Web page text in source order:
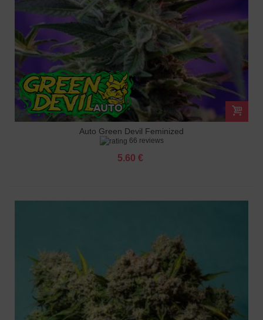
Auto Green Devil Feminized
66 reviews
5.60 €